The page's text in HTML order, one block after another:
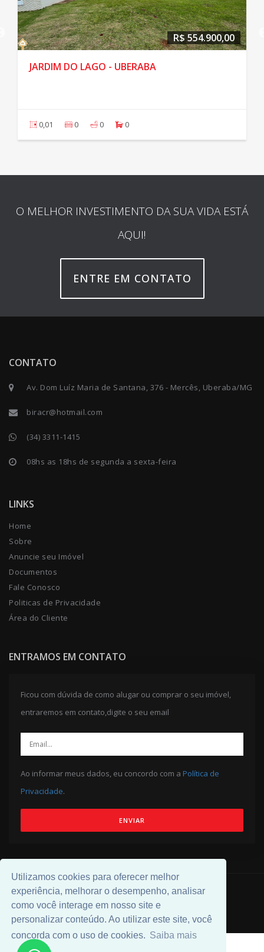
Utilizamos cookies para oferecer melhor
experiência, melhorar o desempenho, analisar
como você interage em nosso site e
personalizar conteúdo. Ao utilizar este site, você
concorda com o uso de cookies. Saiba mais
R$ 554.900,00
JARDIM DO LAGO - UBERABA
0,01 0 0 0
O MELHOR INVESTIMENTO DA SUA VIDA ESTÁ
AQUI!
ENTRE EM CONTATO
CONTATO
Av. Dom Luíz Maria de Santana, 376 - Mercês, Uberaba/MG
biracr@hotmail.com
(34) 3311-1415
08hs as 18hs de segunda a sexta-feira
LINKS
Home
Sobre
Anuncie seu Imóvel
Documentos
Fale Conosco
Politicas de Privacidade
Área do Cliente
ENTRAMOS EM CONTATO
Ficou com dúvida de como alugar ou comprar o seu imóvel,
entraremos em contato,digite o seu email
Ao informar meus dados, eu concordo com a Política de
Privacidade.
ENVIAR
© 2026 Desenvolvido porUniversal Software